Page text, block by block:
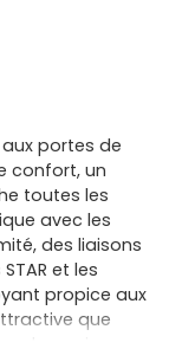
portes de
confort, un
toutes les
avec les
des liaisons
et les
propice aux
que
dynamiques